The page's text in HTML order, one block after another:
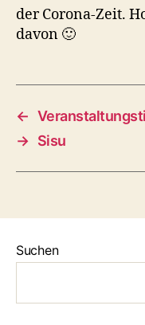
der Corona-Zeit.
davon 🙂
←
→ Sisu
Suchen